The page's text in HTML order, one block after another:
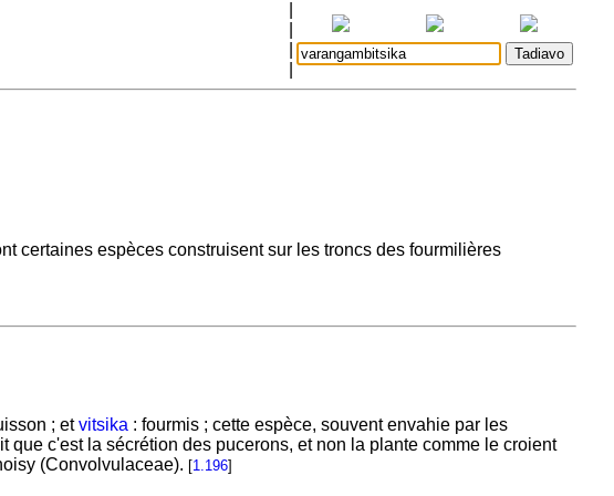
certaines espèces construisent sur les troncs des fourmilières
; etvitsika : fourmis ; cette espèce, souvent envahie par les
c'est la sécrétion des pucerons, et non la plante comme le croient
(Convolvulaceae). [1.196]